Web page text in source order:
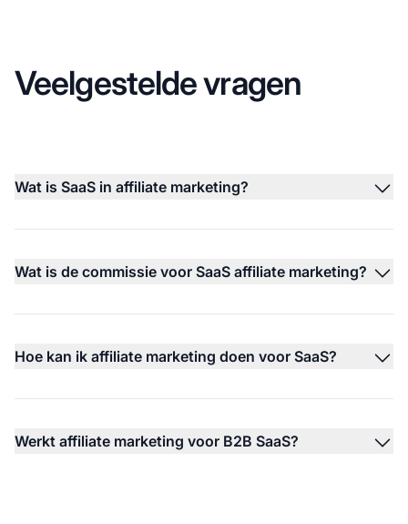
Veelgestelde vragen
Wat is SaaS in affiliate marketing?
Wat is de commissie voor SaaS affiliate marketing?
Hoe kan ik affiliate marketing doen voor SaaS?
Werkt affiliate marketing voor B2B SaaS?